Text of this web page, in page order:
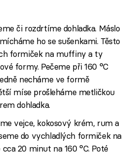
či rozdrtíme dohladka. Máslo
ho se sušenkami. Těsto
formiček na muffiny a ty
formy. Pečeme při 160 °C
necháme ve formě
míse prošleháme metličkou
dohladka.
vejce, kokosový krém, rum a
do vychladlých formiček na
20 minut na 160 °C. Poté